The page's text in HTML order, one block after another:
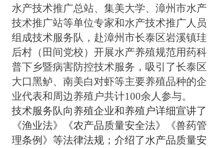
水产技术推广总站、 集美大学、漳州市水产
技术推广站等单位专家和水产技术推广人员
组成技术服务队，赴漳州市长泰区岩溪镇珪
后村（田间党校）开展水产养殖规范用药科
普下乡暨病害防控技术服务 ， 吸引了长泰区
大口黑鲈、南美白对虾等主要养殖品种的企
业代表和周边养殖户共计100余人参与。
技术服务队向养殖企业和养殖户详细宣讲了
《渔业法》《农产品质量安全法》《兽药管
理条例》等法律法规 ； 介绍了水产品质量安